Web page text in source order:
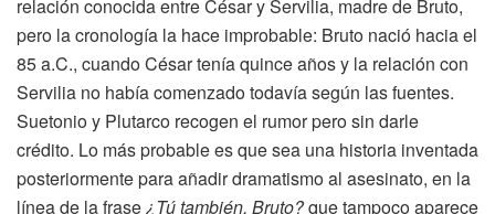
relación conocida entre César y Servilia, madre de Bruto,
pero la cronología la hace improbable: Bruto nació hacia el
85 a.C., cuando César tenía quince años y la relación con
Servilia no había comenzado todavía según las fuentes.
Suetonio y Plutarco recogen el rumor pero sin darle
crédito. Lo más probable es que sea una historia inventada
posteriormente para añadir dramatismo al asesinato, en la
línea de la frase¿Tú también, Bruto?que tampoco aparece